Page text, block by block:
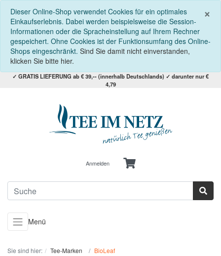
×
Dieser Online-Shop verwendet Cookies für ein optimales
Einkaufserlebnis. Dabei werden beispielsweise die Session-
Informationen oder die Spracheinstellung auf Ihrem Rechner
gespeichert. Ohne Cookies ist der Funktionsumfang des Online-
Shops eingeschränkt. Sind Sie damit nicht einverstanden,
klicken Sie bitte hier.
✓ GRATIS LIEFERUNG ab € 39,-- (innerhalb Deutschlands) ✓ darunter nur €
4,79
Anmelden
Menü
Sie sind hier: Tee-Marken BioLeaf